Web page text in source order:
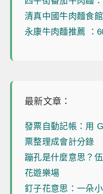
清真中國牛肉麵食
永康牛肉麵推薦 ：
最新文章：
發票自動記帳：用
票整理成會計分錄
蹦孔是什麼意思？
花遊樂場
釘子花意思：一朵